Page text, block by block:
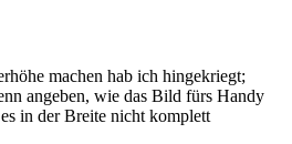
machen hab ich hingekriegt;
angeben, wie das Bild fürs Handy
in der Breite nicht komplett